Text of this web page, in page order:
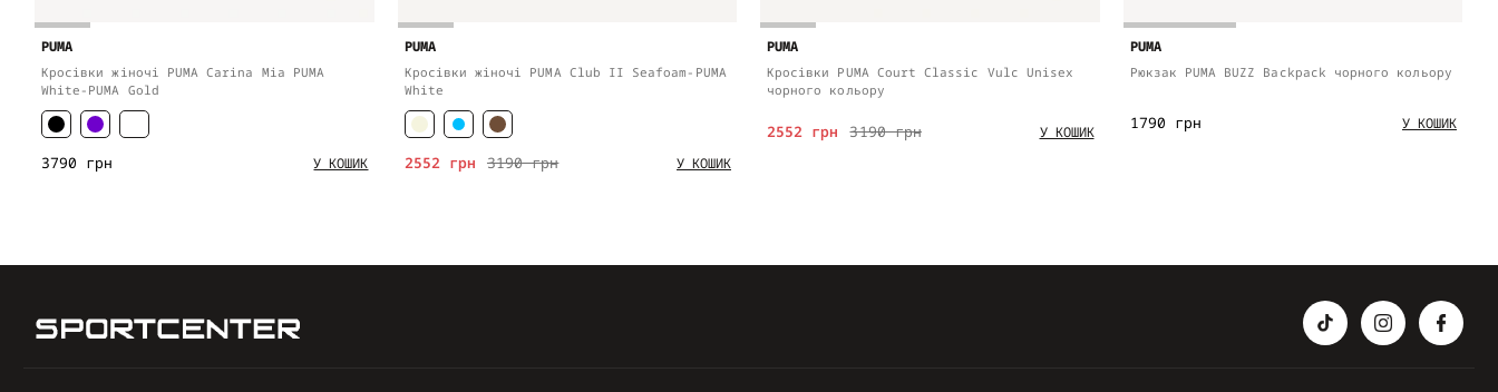
PUMA
Кросівки жіночі PUMA Carina Mia PUMA
White-PUMA Gold
3790 грн У КОШИК
PUMA
Кросівки жіночі PUMA Club II Seafoam-PUMA
White
3190 грн
2552 грн У КОШИК
PUMA
Кросівки PUMA Court Classic Vulc Unisex
чорного кольору
3190 грн
2552 грн У КОШИК
PUMA
Рюкзак PUMA BUZZ Backpack чорного кольору
1790 грн У КОШИК